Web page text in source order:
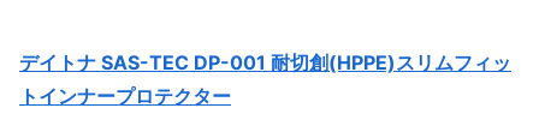
デイトナ SAS-TEC DP-001 耐切創(HPPE)スリムフィッ
トインナープロテクター